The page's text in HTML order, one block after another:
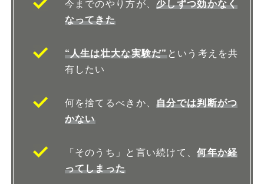
今までのやり方が、少しずつ効かなく
なってきた
“人生は壮大な実験だ”という考えを共
有したい
何を捨てるべきか、自分では判断がつ
かない
「そのうち」と言い続けて、何年か経
ってしまった